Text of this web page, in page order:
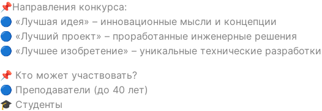
📌Направления конкурса:
🔵 «Лучшая идея» – инновационные мысли и концепции
🔵 «Лучший проект» – проработанные инженерные решения
🔵 «Лучшее изобретение» – уникальные технические разработки
📌 Кто может участвовать?
🔵 Преподаватели (до 40 лет)
🎓 Студенты